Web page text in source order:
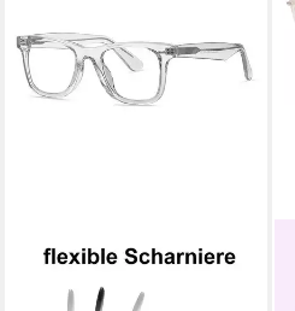
PACIEA
Brille Damen Herren Ohne
Sehstärke Blaulichtfilter